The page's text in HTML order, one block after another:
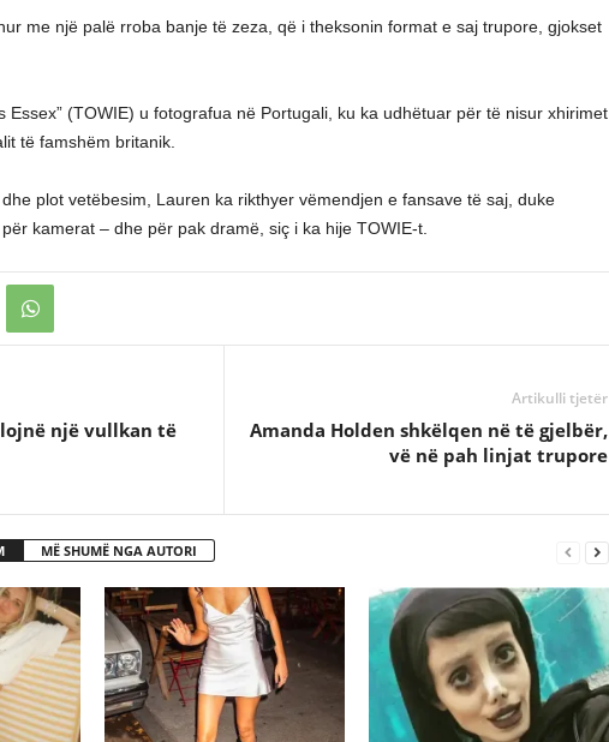
me një palë rroba banje të zeza, që i theksonin format e saj trupore, gjokset
Essex” (TOWIE) u fotografua në Portugali, ku ka udhëtuar për të nisur xhirimet
të famshëm britanik.
plot vetëbesim, Lauren ka rikthyer vëmendjen e fansave të saj, duke
kamerat – dhe për pak dramë, siç i ka hije TOWIE-t.
një vullkan të
Artikulli tjetër
Amanda Holden shkëlqen në të gjelbër,
vë në pah linjat trupore
MË SHUMË NGA AUTORI